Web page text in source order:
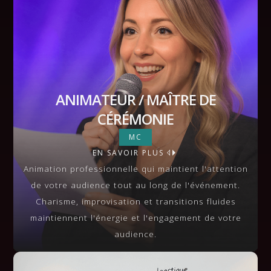
ANIMATEUR / MAÎTRE DE
CÉRÉMONIE
ANIMATEUR / MAÎTRE DE
CÉRÉMONIE
MC
EN SAVOIR PLUS
VIEW MORE
Animation professionnelle qui maintient l'attention
de votre audience tout au long de l'événement.
Charisme, improvisation et transitions fluides
maintiennent l'énergie et l'engagement de votre
audience.